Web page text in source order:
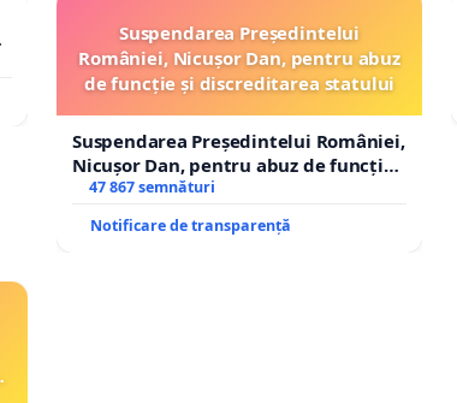
Suspendarea Președintelui
României, Nicușor Dan, pentru abuz
de funcție și discreditarea statului
Suspendarea Președintelui României,
Nicușor Dan, pentru abuz de funcție
și discreditarea statului
47 867 semnături
Notificare de transparență